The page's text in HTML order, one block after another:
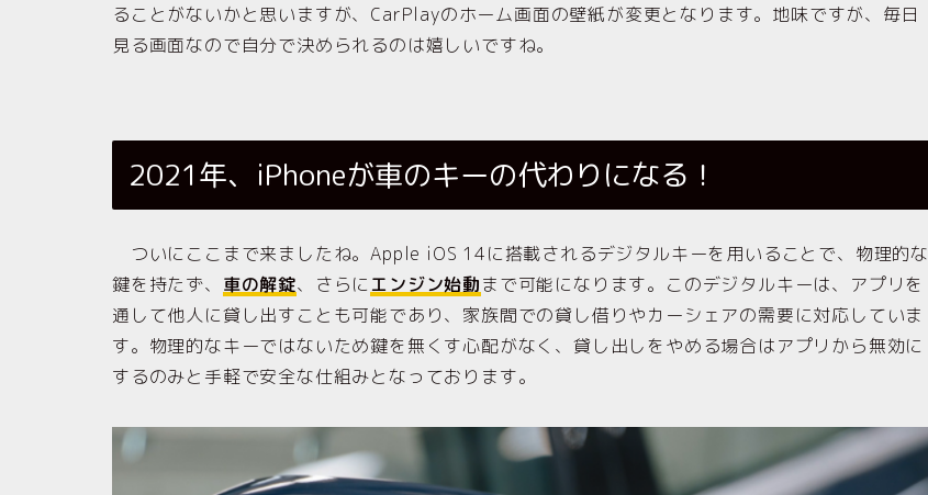
ることがないかと思いますが、CarPlayのホーム画面の壁紙が変更となります。地味ですが、毎日
見る画面なので自分で決められるのは嬉しいですね。
2021年、iPhoneが車のキーの代わりになる！
ついにここまで来ましたね。Apple iOS 14に搭載されるデジタルキーを用いることで、物理的な
鍵を持たず、 車の解錠、さらにエンジン始動まで可能になります。このデジタルキーは、アプリを
通して他人に貸し出すことも可能であり、家族間での貸し借りやカーシェアの需要に対応していま
す。物理的なキーではないため鍵を無くす心配がなく、貸し出しをやめる場合はアプリから無効に
するのみと手軽で安全な仕組みとなっております。